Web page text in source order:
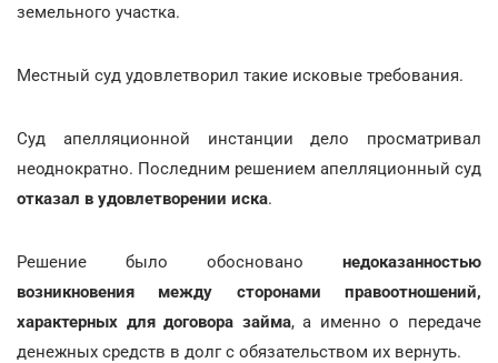
земельного участка.
Местный суд удовлетворил такие исковые требования.
Суд апелляционной инстанции дело просматривал
неоднократно. Последним решением апелляционный суд
отказал в удовлетворении иска.
Решение было обосновано недоказанностью
возникновения между сторонами правоотношений,
характерных для договора займа, а именно о передаче
денежных средств в долг с обязательством их вернуть.